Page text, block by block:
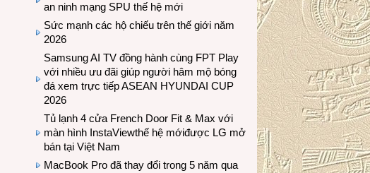
an ninh mạng SPU thế hệ mới
Sức mạnh các hộ chiếu trên thế giới năm
2026
Samsung AI TV đồng hành cùng FPT Play
với nhiều ưu đãi giúp người hâm mộ bóng
đá xem trực tiếp ASEAN HYUNDAI CUP
2026
Tủ lạnh 4 cửa French Door Fit & Max với
màn hình InstaViewthế hệ mớiđược LG mở
bán tại Việt Nam
MacBook Pro đã thay đổi trong 5 năm qua